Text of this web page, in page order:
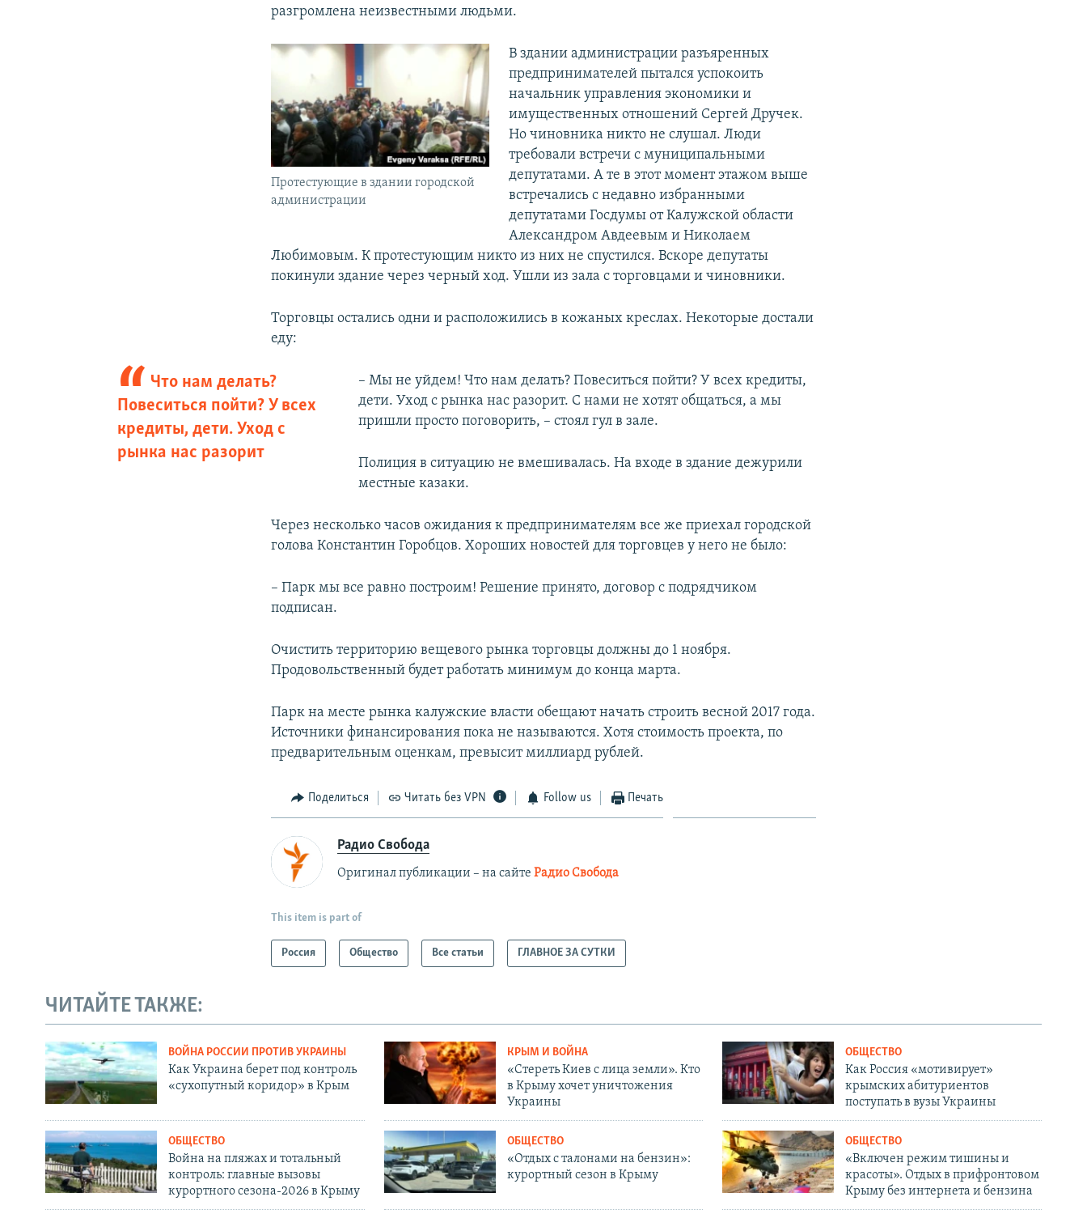
разгромлена неизвестными людьми.
Протестующие в здании городской
администрации
В здании администрации разъяренных
предпринимателей пытался успокоить
начальник управления экономики и
имущественных отношений Сергей Дручек.
Но чиновника никто не слушал. Люди
требовали встречи с муниципальными
депутатами. А те в этот момент этажом выше
встречались с недавно избранными
депутатами Госдумы от Калужской области
Александром Авдеевым и Николаем
Любимовым. К протестующим никто из них не спустился. Вскоре депутаты
покинули здание через черный ход. Ушли из зала с торговцами и чиновники.
Торговцы остались одни и расположились в кожаных креслах. Некоторые достали
еду:
Что нам делать?
Повеситься пойти? У всех
кредиты, дети. Уход с
рынка нас разорит
– Мы не уйдем! Что нам делать? Повеситься пойти? У всех кредиты,
дети. Уход с рынка нас разорит. С нами не хотят общаться, а мы
пришли просто поговорить, – стоял гул в зале.
Полиция в ситуацию не вмешивалась. На входе в здание дежурили
местные казаки.
Через несколько часов ожидания к предпринимателям все же приехал городской
голова Константин Горобцов. Хороших новостей для торговцев у него не было:
– Парк мы все равно построим! Решение принято, договор с подрядчиком
подписан.
Очистить территорию вещевого рынка торговцы должны до 1 ноября.
Продовольственный будет работать минимум до конца марта.
Парк на месте рынка калужские власти обещают начать строить весной 2017 года.
Источники финансирования пока не называются. Хотя стоимость проекта, по
предварительным оценкам, превысит миллиард рублей.
Поделиться Читать без VPN Follow us Печать
Радио Свобода
Оригинал публикации – на сайтеРадио Свобода
This item is part of
Россия Общество Все статьи ГЛАВНОЕ ЗА СУТКИ
ЧИТАЙТЕ ТАКЖЕ:
ВОЙНА РОССИИ ПРОТИВ УКРАИНЫ
Как Украина берет под контроль
«сухопутный коридор» в Крым
КРЫМ И ВОЙНА
«Стереть Киев с лица земли». Кто
в Крыму хочет уничтожения
Украины
ОБЩЕСТВО
Как Россия «мотивирует»
крымских абитуриентов
поступать в вузы Украины
ОБЩЕСТВО
Война на пляжах и тотальный
контроль: главные вызовы
курортного сезона-2026 в Крыму
ОБЩЕСТВО
«Отдых с талонами на бензин»:
курортный сезон в Крыму
ОБЩЕСТВО
«Включен режим тишины и
красоты». Отдых в прифронтовом
Крыму без интернета и бензина